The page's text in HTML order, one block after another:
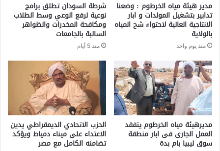
مدير هيئة مياه الخرطوم : وضعنا
تدابير بتشغيل المولدات و ابار
الانتاجية العالية لاحتواء شح المياه
بالولاية
منذ يوم واحد
شرطة السودان تطلق برامج
نوعية لرفع الوعي وسط الطلاب
ومكافحة المخدرات والظواهر
السالبة بالجامعات
منذ 5 أيام
مديرهيئة مياه الخرطوم يتفقد
العمل الجارى فى ابار منطقة
سوق ليبيا بام بدة
الحزب الاتحادي الديمقراطي يدين
الاعتداء على ميناء دمياط ويؤكد
تضامنه الكامل مع مصر